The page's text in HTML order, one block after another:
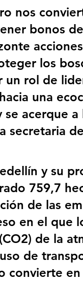
nos
bonos
los
un rol de
una
acerque a
secretaria
y su
759,7
de las
en el que
de la
de
convierte